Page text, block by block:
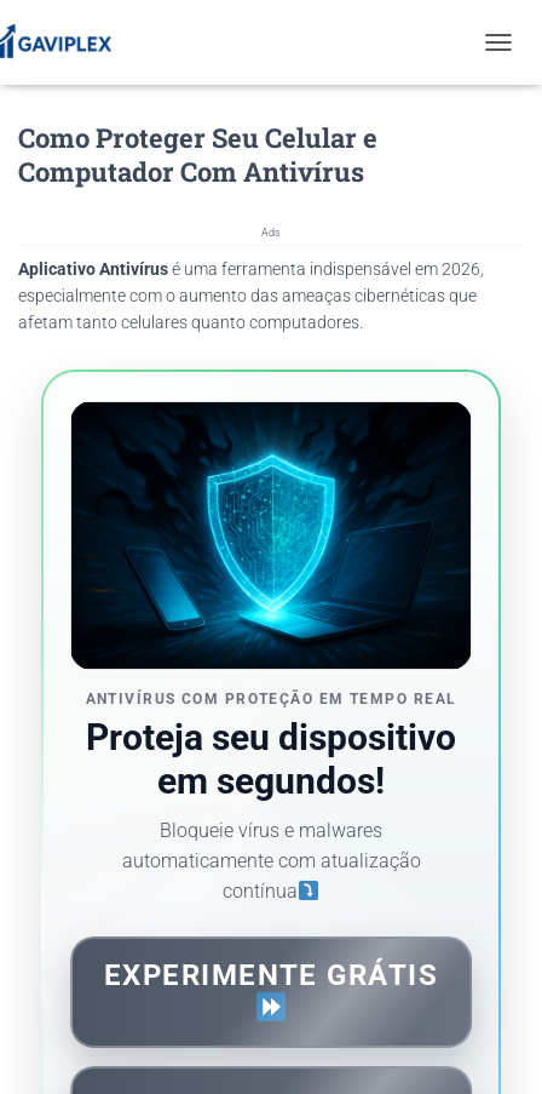
O
N
Como Proteger Seu Celular e
Computador Com Antivírus
Ads
Aplicativo Antivírusé uma ferramenta indispensável em 2026,
especialmente com o aumento das ameaças cibernéticas que
afetam tanto celulares quanto computadores.
ANTIVÍRUS COM PROTEÇÃO EM TEMPO REAL
Proteja seu dispositivo
em segundos!
Bloqueie vírus e malwares
automaticamente com atualização
contínua
EXPERIMENTE GRÁTIS